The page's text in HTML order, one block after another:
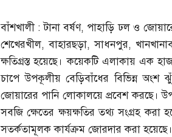
বাঁশখালী :টানা বর্ষণ, পাহাড়ি ঢল ও
শেখেরখীল,বাহারছড়া,সাধনপুর,
ক্ষতিগ্রস্ত হয়েছে। কয়েকটি এলাকায় এক
চাপে উপকূলীয় বেড়িবাঁধের বিভিন্ন অংশ
জোয়ারের পানি লোকালয়ে প্রবেশ করছে।
সবজি ক্ষেতের ক্ষয়ক্ষতির তথ্য সংগ্রহ করা
সতর্কতামূলক কার্যক্রম জোরদার করা হয়েছে।